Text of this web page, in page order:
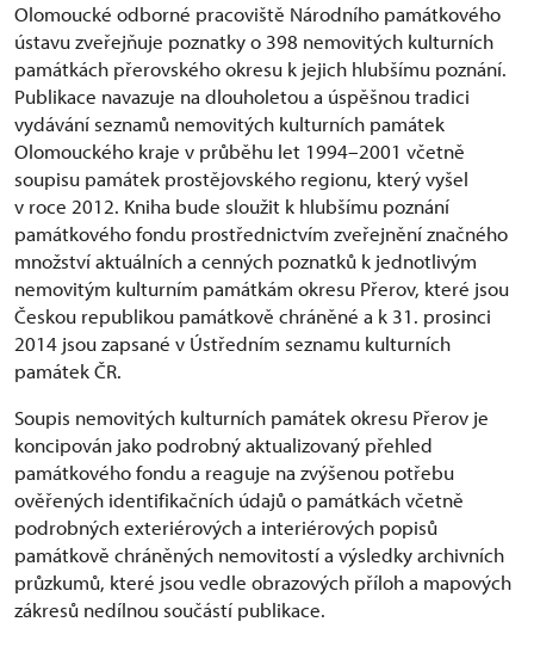
Olomoucké odborné pracoviště Národního památkového
ústavu zveřejňuje poznatky o 398 nemovitých kulturních
památkách přerovského okresu k jejich hlubšímu poznání.
Publikace navazuje na dlouholetou a úspěšnou tradici
vydávání seznamů nemovitých kulturních památek
Olomouckého kraje v průběhu let 1994–2001 včetně
soupisu památek prostějovského regionu, který vyšel
v roce 2012. Kniha bude sloužit k hlubšímu poznání
památkového fondu prostřednictvím zveřejnění značného
množství aktuálních a cenných poznatků k jednotlivým
nemovitým kulturním památkám okresu Přerov, které jsou
Českou republikou památkově chráněné a k 31. prosinci
2014 jsou zapsané v Ústředním seznamu kulturních
památek ČR.
Soupis nemovitých kulturních památek okresu Přerov je
koncipován jako podrobný aktualizovaný přehled
památkového fondu a reaguje na zvýšenou potřebu
ověřených identifikačních údajů o památkách včetně
podrobných exteriérových a interiérových popisů
památkově chráněných nemovitostí a výsledky archivních
průzkumů, které jsou vedle obrazových příloh a mapových
zákresů nedílnou součástí publikace.